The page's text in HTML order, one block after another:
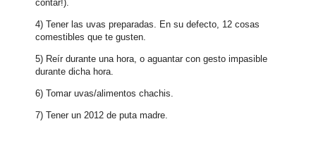
contar!).
4) Tener las uvas preparadas. En su defecto, 12 cosas
comestibles que te gusten.
5) Reír durante una hora, o aguantar con gesto impasible
durante dicha hora.
6) Tomar uvas/alimentos chachis.
7) Tener un 2012 de puta madre.